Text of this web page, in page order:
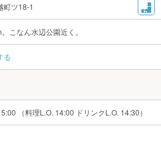
町ツ18-1
こなん水辺公園近く。
る
（料理L.O. 14:00 ドリンクL.O. 14:30）